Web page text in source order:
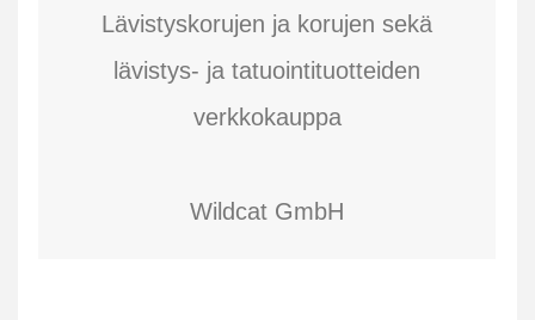
Lävistyskorujen ja korujen sekä
lävistys- ja tatuointituotteiden
verkkokauppa
Wildcat GmbH